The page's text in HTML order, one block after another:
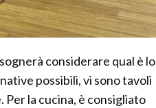
considerare qual è lo
possibili, vi sono tavoli
la cucina, è consigliato